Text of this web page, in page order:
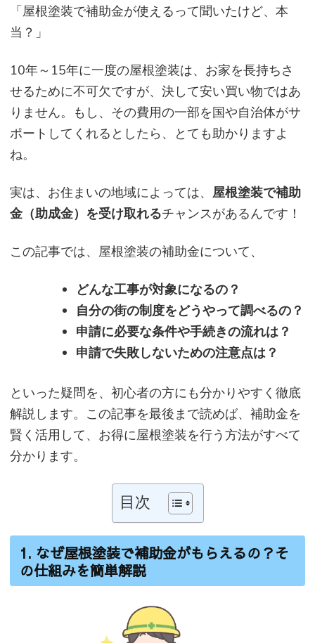
「屋根塗装で補助金が使えるって聞いたけど、本
当？」
10年～15年に一度の屋根塗装は、お家を長持ちさ
せるために不可欠ですが、決して安い買い物ではあ
りません。もし、その費用の一部を国や自治体がサ
ポートしてくれるとしたら、とても助かりますよ
ね。
実は、お住まいの地域によっては、 屋根塗装で補助
金（助成金）を受け取れるチャンスがあるんです！
この記事では、屋根塗装の補助金について、
どんな工事が対象になるの？
自分の街の制度をどうやって調べるの？
申請に必要な条件や手続きの流れは？
申請で失敗しないための注意点は？
といった疑問を、初心者の方にも分かりやすく徹底
解説します。この記事を最後まで読めば、補助金を
賢く活用して、お得に屋根塗装を行う方法がすべて
分かります。
目次
1. なぜ屋根塗装で補助金がもらえるの？そ
の仕組みを簡単解説